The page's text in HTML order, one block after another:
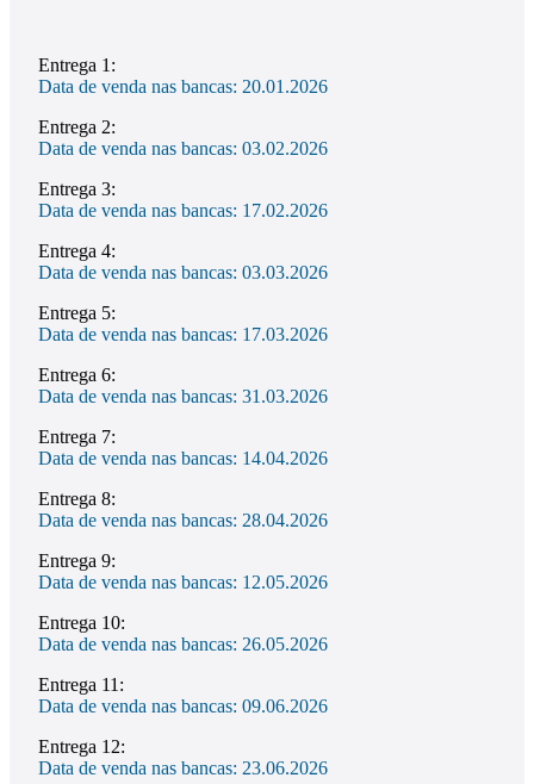
Entrega 1:
Data de venda nas bancas: 20.01.2026
Entrega 2:
Data de venda nas bancas: 03.02.2026
Entrega 3:
Data de venda nas bancas: 17.02.2026
Entrega 4:
Data de venda nas bancas: 03.03.2026
Entrega 5:
Data de venda nas bancas: 17.03.2026
Entrega 6:
Data de venda nas bancas: 31.03.2026
Entrega 7:
Data de venda nas bancas: 14.04.2026
Entrega 8:
Data de venda nas bancas: 28.04.2026
Entrega 9:
Data de venda nas bancas: 12.05.2026
Entrega 10:
Data de venda nas bancas: 26.05.2026
Entrega 11:
Data de venda nas bancas: 09.06.2026
Entrega 12:
Data de venda nas bancas: 23.06.2026